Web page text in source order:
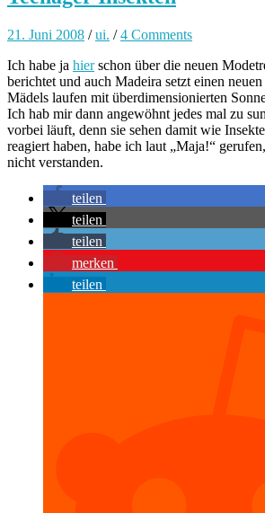
21. Juni 2008 /ui. /4 Comments
Ich habe ja hierschon über die neuen
berichtet und auch Madeira setzt einen
Mädels laufen mit überdimensionierten
Ich hab mir dann angewöhnt jedes mal zu
vorbei läuft, denn sie sehen damit wie
reagiert haben, habe ich laut „Maja!“
nicht verstanden.
teilen
teilen
teilen
merken
teilen